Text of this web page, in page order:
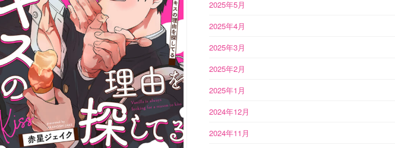
2025年5月
2025年4月
2025年3月
2025年2月
2025年1月
2024年12月
2024年11月